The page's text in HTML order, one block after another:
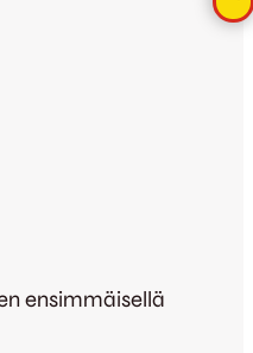
ensimmäisellä